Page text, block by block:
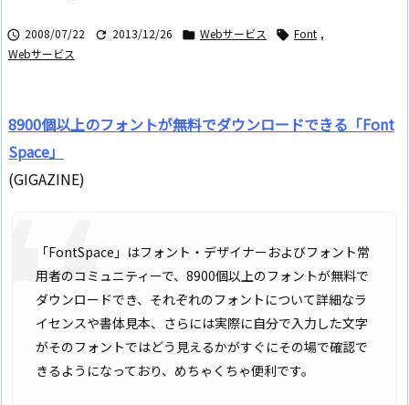
 2008/07/22  2013/12/26  Webサービス  Font ,
Webサービス
8900個以上のフォントが無料でダウンロードできる「Font
Space」
(GIGAZINE)
「FontSpace」はフォント・デザイナーおよびフォント常
用者のコミュニティーで、8900個以上のフォントが無料で
ダウンロードでき、それぞれのフォントについて詳細なラ
イセンスや書体見本、さらには実際に自分で入力した文字
がそのフォントではどう見えるかがすぐにその場で確認で
きるようになっており、めちゃくちゃ便利です。